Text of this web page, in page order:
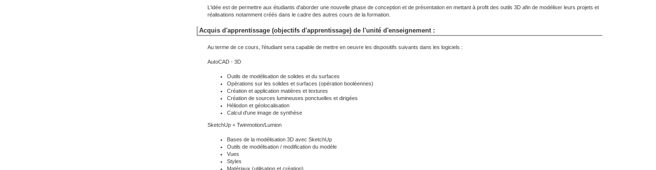
L'idée est de permettre aux étudiants d'aborder une nouvelle phase de conception et de présentation en mettant à profit des outils 3D afin de modéliser leurs projets et
réalisations notamment créés dans le cadre des autres cours de la formation.
Acquis d'apprentissage (objectifs d'apprentissage) de l'unité d'enseignement :
Au terme de ce cours, l'étudiant sera capable de mettre en oeuvre les dispositifs suivants dans les logiciels :
AutoCAD - 3D
Outils de modélisation de solides et du surfaces
Opérations sur les solides et surfaces (opération booléennes)
Création et application matières et textures
Création de sources lumineuses ponctuelles et dirigées
Héliodon et géolocalisation
Calcul d'une image de synthèse
SketchUp + Twinmotion/Lumion
Bases de la modélisation 3D avec SketchUp
Outils de modélisation / modification du modèle
Vues
Styles
Matériaux (utilisation et création)